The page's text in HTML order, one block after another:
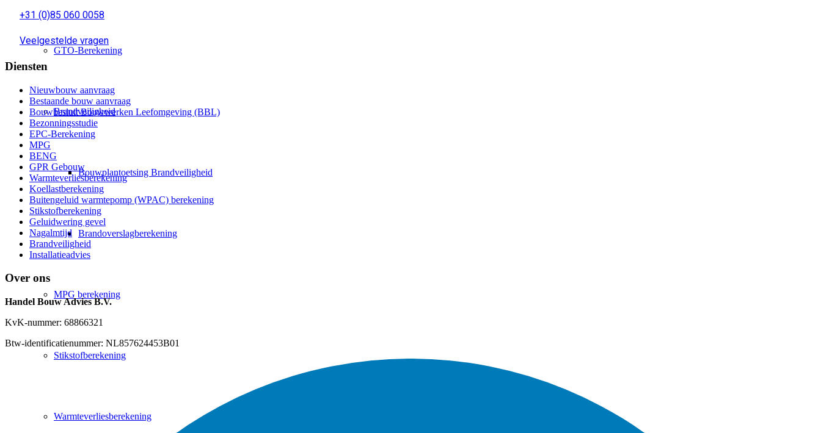
GTO-Berekening
Brandveiligheid
Bouwplantoetsing Brandveiligheid
Brandoverslagberekening
MPG berekening
Stikstofberekening
Warmteverliesberekening
+31 (0)85 060 0058
Veelgestelde vragen
Diensten
Nieuwbouw aanvraag
Bestaande bouw aanvraag
Bouwbesluit Bouwwerken Leefomgeving (BBL)
Bezonningsstudie
EPC-Berekening
MPG
BENG
GPR Gebouw
Warmteverliesberekening
Koellastberekening
Buitengeluid warmtepomp (WPAC) berekening
Stikstofberekening
Geluidwering gevel
Nagalmtijd
Brandveiligheid
Installatieadvies
Over ons
Handel Bouw Advies B.V.
KvK-nummer: 68866321
Btw-identificatienummer: NL857624453B01